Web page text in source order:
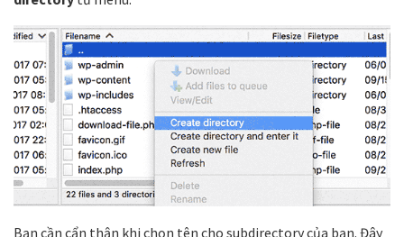
Bạn cần cẩn thận khi chọn tên cho subdirectory của bạn. Đây